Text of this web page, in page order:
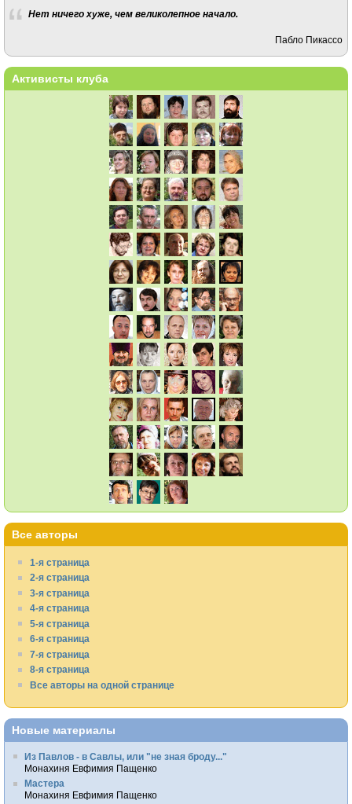
Нет ничего хуже, чем великолепное начало.
Пабло Пикассо
Активисты клуба
Все авторы
1-я страница
2-я страница
3-я страница
4-я страница
5-я страница
6-я страница
7-я страница
8-я страница
Все авторы на одной странице
Новые материалы
Из Павлов - в Савлы, или "не зная броду..."
Монахиня Евфимия Пащенко
Мастера
Монахиня Евфимия Пащенко